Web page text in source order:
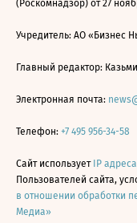
(Роскомнадзор) от 27
Учредитель: АО «Бизнес
Главный редактор:
Электронная почта:
Телефон: +7 495 956-34-58
Сайт использует IP
Пользователей сайта,
в отношении обработки
Медиа»